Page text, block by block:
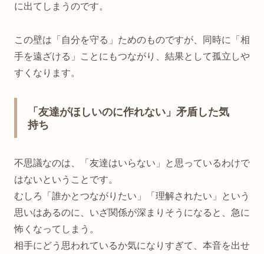
に出てしまうのです。
この壁は「自分を守る」ためのものですが、同時に「相
手を遠ざける」ことにもつながり、結果として孤立しや
すくなります。
「友達がほしいのに作れない」矛盾した気
持ち
不思議なのは、「友達はいらない」と思っているわけで
はないということです。
むしろ「誰かとつながりたい」「理解されたい」という
思いはあるのに、いざ関係が深まりそうになると、急に
怖くなってしまう。
相手にどう思われているか気になりすぎて、本音を出せ